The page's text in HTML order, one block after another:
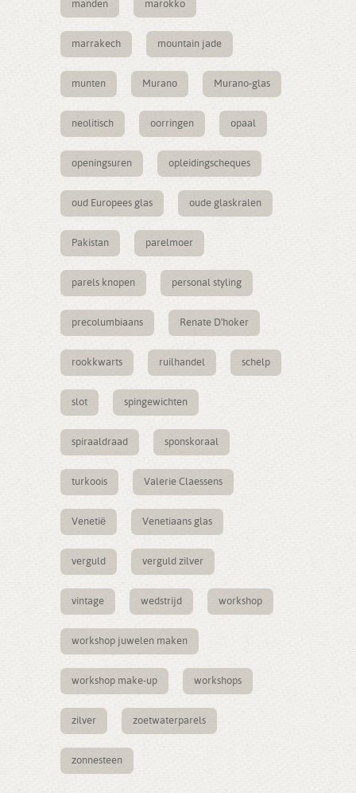
manden marokko
marrakech mountain jade
munten Murano Murano-glas
neolitisch oorringen opaal
openingsuren opleidingscheques
oud Europees glas oude glaskralen
Pakistan parelmoer
parels knopen personal styling
precolumbiaans Renate D'hoker
rookkwarts ruilhandel schelp
slot spingewichten
spiraaldraad sponskoraal
turkoois Valerie Claessens
Venetië Venetiaans glas
verguld verguld zilver
vintage wedstrijd workshop
workshop juwelen maken
workshop make-up workshops
zilver zoetwaterparels
zonnesteen